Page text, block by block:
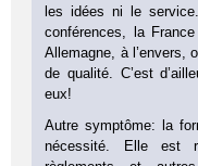
les idées ni le
conférences, la
Allemagne, à l’envers,
de qualité. C’est
eux!
Autre symptôme: la
nécessité. Elle est